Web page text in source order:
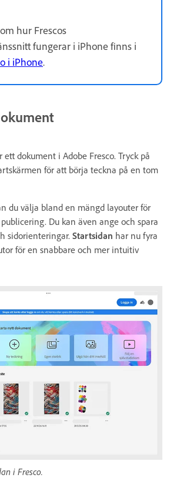
hur Frescos
fungerar i iPhone finns i
i iPhone.
ett dokument i Adobe Fresco. Tryck på
för att börja teckna på en tom
du välja bland en mängd layouter för
Du kan även ange och spara
sidorienteringar. Startsidan har nu fyra
för en snabbare och mer intuitiv
i Fresco.